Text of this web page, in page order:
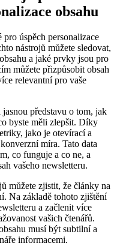
obsahu
úspěch personalizace
nástrojů můžete sledovat,
a jaké prvky jsou pro
můžete přizpůsobit obsah
relevantní pro vaše
představu o tom, jak
byste měli zlepšit. Díky
jako je otevírací a
míra. Tato data
co funguje a co ne, a
vašeho newsletteru.
můžete zjistit, že články na
Na základě tohoto zjištění
a začlenit více
vašich čtenářů.
musí být subtilní a
informacemi.